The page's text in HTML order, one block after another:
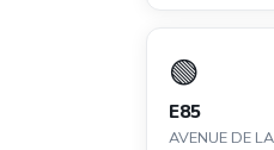
🟢
E85
AVENUE DE